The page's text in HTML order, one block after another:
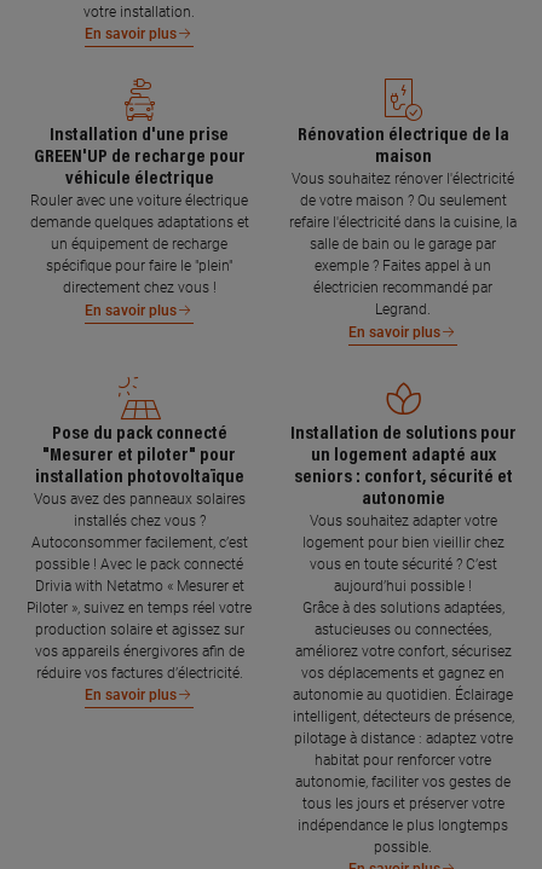
votre installation.
En savoir plus
Installation d'une prise
GREEN'UP de recharge pour
véhicule électrique
Rouler avec une voiture électrique
demande quelques adaptations et
un équipement de recharge
spécifique pour faire le "plein"
directement chez vous !
En savoir plus
Rénovation électrique de la
maison
Vous souhaitez rénover l'électricité
de votre maison ? Ou seulement
refaire l'électricité dans la cuisine, la
salle de bain ou le garage par
exemple ? Faites appel à un
électricien recommandé par
Legrand.
En savoir plus
Pose du pack connecté
"Mesurer et piloter" pour
installation photovoltaïque
Vous avez des panneaux solaires
installés chez vous ?
Autoconsommer facilement, c’est
possible ! Avec le pack connecté
Drivia with Netatmo « Mesurer et
Piloter », suivez en temps réel votre
production solaire et agissez sur
vos appareils énergivores afin de
réduire vos factures d’électricité.
En savoir plus
Installation de solutions pour
un logement adapté aux
seniors : confort, sécurité et
autonomie
Vous souhaitez adapter votre
logement pour bien vieillir chez
vous en toute sécurité ? C’est
aujourd’hui possible !
Grâce à des solutions adaptées,
astucieuses ou connectées,
améliorez votre confort, sécurisez
vos déplacements et gagnez en
autonomie au quotidien. Éclairage
intelligent, détecteurs de présence,
pilotage à distance : adaptez votre
habitat pour renforcer votre
autonomie, faciliter vos gestes de
tous les jours et préserver votre
indépendance le plus longtemps
possible.